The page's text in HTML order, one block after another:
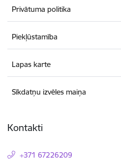
Privātuma politika
Piekļūstamība
Lapas karte
Sīkdatņu izvēles maiņa
Kontakti
+371 67226209